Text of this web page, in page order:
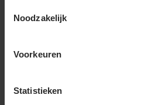
Noodzakelijk
Voorkeuren
Statistieken
store Bezoek onze showroom: